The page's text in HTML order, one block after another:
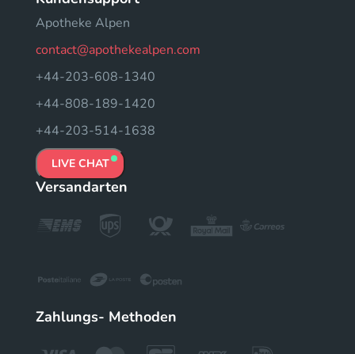
Apotheke Alpen
contact@apothekealpen.com
+44-203-608-1340
+44-808-189-1420
+44-203-514-1638
LIVE CHAT
Versandarten
Zahlungs- Methoden